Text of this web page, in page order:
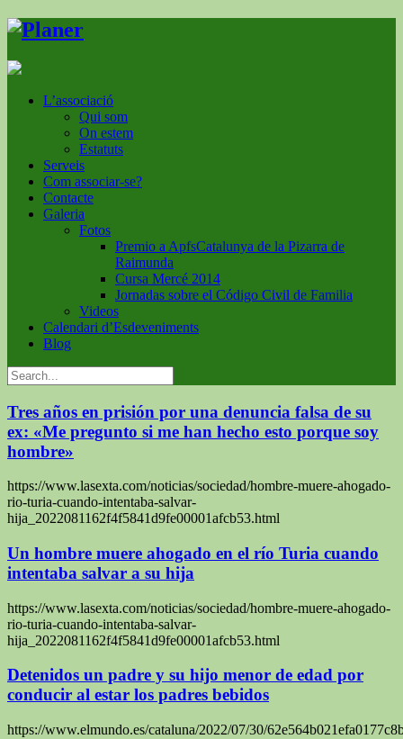
L’associació
Qui som
On estem
Estatuts
Serveis
Com associar-se?
Contacte
Galeria
Fotos
Premio a ApfsCatalunya de la Pizarra de
Raimunda
Cursa Mercé 2014
Jornadas sobre el Código Civil de Familia
Videos
Calendari d’Esdeveniments
Blog
Tres años en prisión por una denuncia falsa de su
ex: «Me pregunto si me han hecho esto porque soy
hombre»
https://www.lasexta.com/noticias/sociedad/hombre-muere-ahogado-
rio-turia-cuando-intentaba-salvar-
hija_2022081162f4f5841d9fe00001afcb53.html
Un hombre muere ahogado en el río Turia cuando
intentaba salvar a su hija
https://www.lasexta.com/noticias/sociedad/hombre-muere-ahogado-
rio-turia-cuando-intentaba-salvar-
hija_2022081162f4f5841d9fe00001afcb53.html
Detenidos un padre y su hijo menor de edad por
conducir al estar los padres bebidos
https://www.elmundo.es/cataluna/2022/07/30/